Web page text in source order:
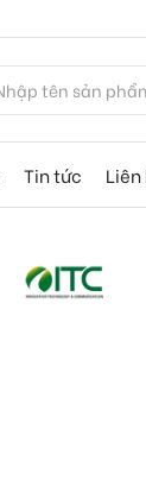
Tin tức Liên